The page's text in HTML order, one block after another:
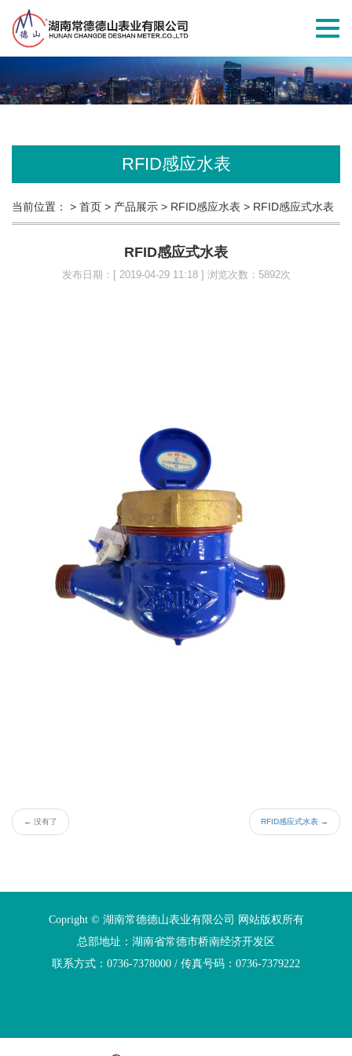
切
航
RFID感应水表
当前位置： > 首页 > 产品展示 > RFID感应水表 > RFID感应式水表
RFID感应式水表
发布日期：[ 2019-04-29 11:18 ] 浏览次数：5892次
← 没有了 RFID感应式水表 →
Copright © 湖南常德德山表业有限公司 网站版权所有
总部地址：湖南省常德市桥南经济开发区
联系方式：0736-7378000 / 传真号码：0736-7379222